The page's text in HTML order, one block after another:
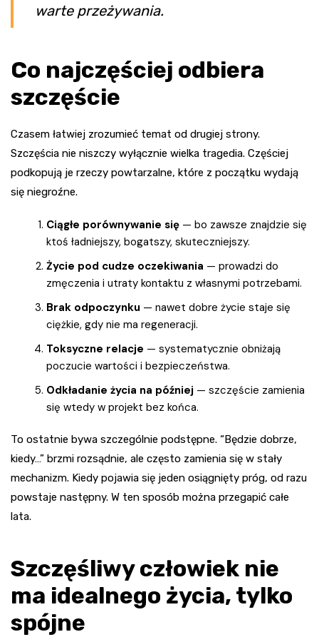
warte przeżywania.
Co najczęściej odbiera
szczęście
Czasem łatwiej zrozumieć temat od drugiej strony.
Szczęścia nie niszczy wyłącznie wielka tragedia. Częściej
podkopują je rzeczy powtarzalne, które z początku wydają
się niegroźne.
Ciągłe porównywanie się — bo zawsze znajdzie się
ktoś ładniejszy, bogatszy, skuteczniejszy.
Życie pod cudze oczekiwania — prowadzi do
zmęczenia i utraty kontaktu z własnymi potrzebami.
Brak odpoczynku — nawet dobre życie staje się
ciężkie, gdy nie ma regeneracji.
Toksyczne relacje — systematycznie obniżają
poczucie wartości i bezpieczeństwa.
Odkładanie życia na później — szczęście zamienia
się wtedy w projekt bez końca.
To ostatnie bywa szczególnie podstępne. “Będzie dobrze,
kiedy…” brzmi rozsądnie, ale często zamienia się w stały
mechanizm. Kiedy pojawia się jeden osiągnięty próg, od razu
powstaje następny. W ten sposób można przegapić całe
lata.
Szczęśliwy człowiek nie
ma idealnego życia, tylko
spójne